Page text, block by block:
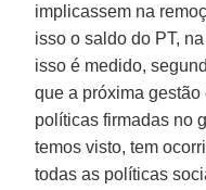
implicassem na
isso o saldo do PT,
isso é medido,
que a próxima
políticas firmadas no
temos visto, tem
todas as políticas